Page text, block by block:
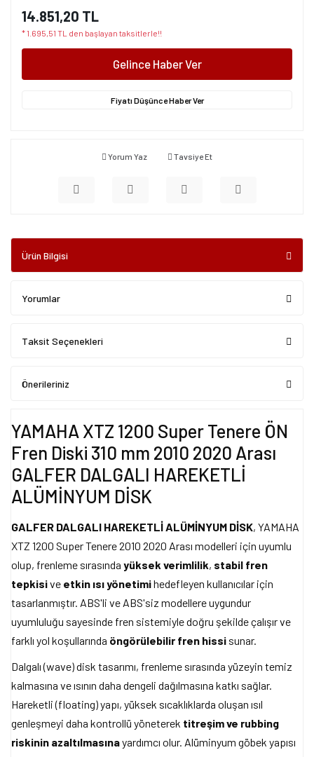
14.851,20 TL
* 1.695,51 TL den başlayan taksitlerle!!
Gelince Haber Ver
Fiyatı Düşünce Haber Ver
Yorum Yaz Tavsiye Et
Ürün Bilgisi
Yorumlar
Taksit Seçenekleri
Önerileriniz
YAMAHA XTZ 1200 Super Tenere ÖN
Fren Diski 310 mm 2010 2020 Arası
GALFER DALGALI HAREKETLİ
ALÜMİNYUM DİSK
GALFER DALGALI HAREKETLİ ALÜMİNYUM DİSK, YAMAHA
XTZ 1200 Super Tenere 2010 2020 Arası modelleri için uyumlu
olup, frenleme sırasında yüksek verimlilik, stabil fren
tepkisive etkin ısı yönetimihedefleyen kullanıcılar için
tasarlanmıştır. ABS'li ve ABS'siz modellere uygundur
uyumluluğu sayesinde fren sistemiyle doğru şekilde çalışır ve
farklı yol koşullarında öngörülebilir fren hissi sunar.
Dalgalı (wave) disk tasarımı, frenleme sırasında yüzeyin temiz
kalmasına ve ısının daha dengeli dağılmasına katkı sağlar.
Hareketli (floating) yapı, yüksek sıcaklıklarda oluşan ısıl
genleşmeyi daha kontrollü yöneterek titreşim ve rubbing
riskinin azaltılmasınayardımcı olur. Alüminyum göbek yapısı